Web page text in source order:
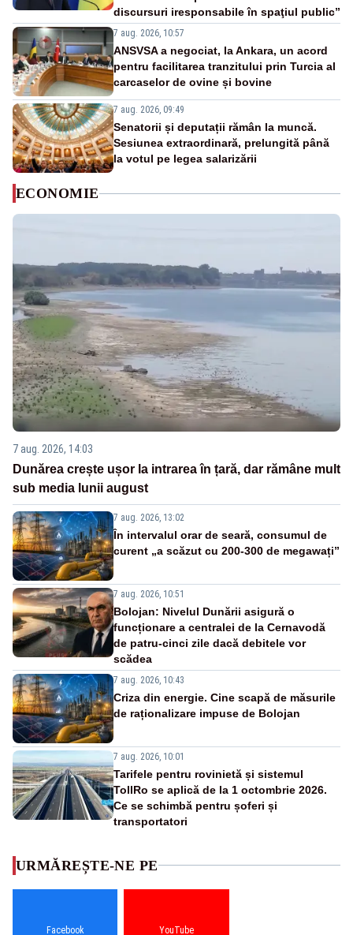
discursuri iresponsabile în spaţiul public”
7 aug. 2026, 10:57
ANSVSA a negociat, la Ankara, un acord
pentru facilitarea tranzitului prin Turcia al
carcaselor de ovine și bovine
7 aug. 2026, 09:49
Senatorii și deputații rămân la muncă.
Sesiunea extraordinară, prelungită până
la votul pe legea salarizării
ECONOMIE
7 aug. 2026, 14:03
Dunărea crește ușor la intrarea în țară, dar rămâne mult
sub media lunii august
7 aug. 2026, 13:02
În intervalul orar de seară, consumul de
curent „a scăzut cu 200-300 de megawați”
7 aug. 2026, 10:51
Bolojan: Nivelul Dunării asigură o
funcționare a centralei de la Cernavodă
de patru-cinci zile dacă debitele vor
scădea
7 aug. 2026, 10:43
Criza din energie. Cine scapă de măsurile
de raționalizare impuse de Bolojan
7 aug. 2026, 10:01
Tarifele pentru rovinietă și sistemul
TollRo se aplică de la 1 octombrie 2026.
Ce se schimbă pentru șoferi și
transportatori
URMĂREȘTE-NE PE
Facebook YouTube